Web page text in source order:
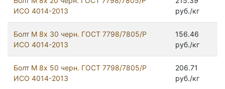
ИСО 4014-2013
руб./кг
Болт М 8х 30 черн. ГОСТ 7798/7805/Р
ИСО 4014-2013
156.46
руб./кг
Болт М 8х 50 черн. ГОСТ 7798/7805/Р
ИСО 4014-2013
206.71
руб./кг